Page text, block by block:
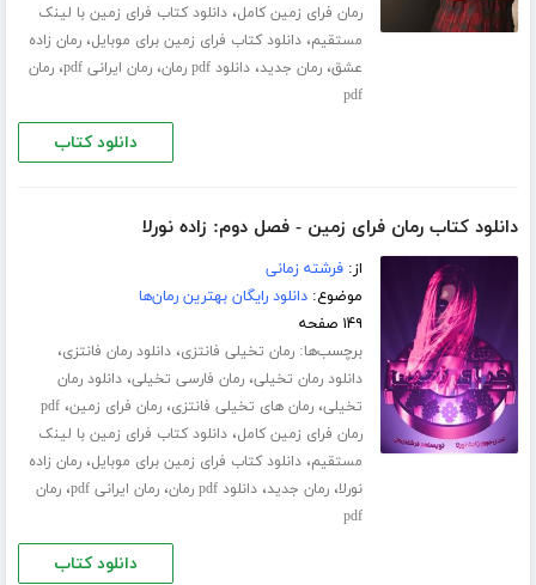
رمان فرای زمین کامل،دانلود کتاب فرای زمین با لینک
مستقیم،دانلود کتاب فرای زمین برای موبایل،رمان زاده
عشق،رمان جدید،دانلود pdf رمان ،رمان ایرانی pdf ،رمان
pdf
دانلود کتاب
دانلود کتاب رمان فرای زمین - فصل دوم: زاده نورلا
از:فرشته زمانی
موضوع:دانلود رایگان بهترین رمان‌ها
۱۴۹ صفحه
برچسب‌ها:رمان تخیلی فانتزی،دانلود رمان فانتزی،
دانلود رمان تخیلی،رمان فارسی تخیلی،دانلود رمان
تخیلی،رمان های تخیلی فانتزی،رمان فرای زمین،pdf
رمان فرای زمین کامل،دانلود کتاب فرای زمین با لینک
مستقیم،دانلود کتاب فرای زمین برای موبایل،رمان زاده
نورلا،رمان جدید،دانلود pdf رمان ،رمان ایرانی pdf ،رمان
pdf
دانلود کتاب